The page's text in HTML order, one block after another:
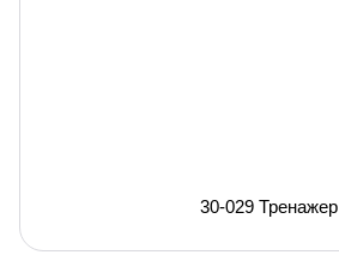
30-029 Тренажер